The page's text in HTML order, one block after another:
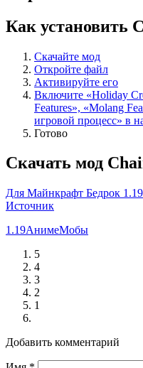
Как установить
Скачайте мод
Откройте файл
Активируйте его
Включите «Holiday
Features», «Molang
игровой процесс» в
Готово
Скачать мод
Для Майнкрафт Бедрок 1.19
Источник
1.19АнимеМобы
5
4
3
2
1
Добавить комментарий